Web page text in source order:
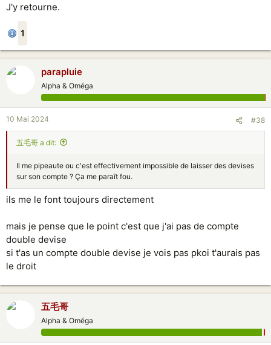
J'y retourne.
1
parapluie
Alpha & Oméga
10 Mai 2024 #38
五毛哥 a dit:
Il me pipeaute ou c'est effectivement impossible de laisser des devises
sur son compte ? Ça me paraît fou.
ils me le font toujours directement
mais je pense que le point c'est que j'ai pas de compte
double devise
si t'as un compte double devise je vois pas pkoi t'aurais pas
le droit
五毛哥
Alpha & Oméga